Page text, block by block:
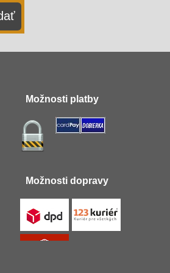
Možnosti platby
Možnosti dopravy